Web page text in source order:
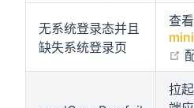
无系统登录态并且
缺失系统登录页
查看
拉